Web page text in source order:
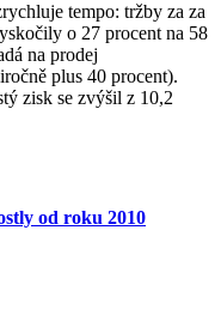
tempo: tržby za za
o 27 procent na 58
na prodej
plus 40 procent).
zisk se zvýšil z 10,2
od roku 2010